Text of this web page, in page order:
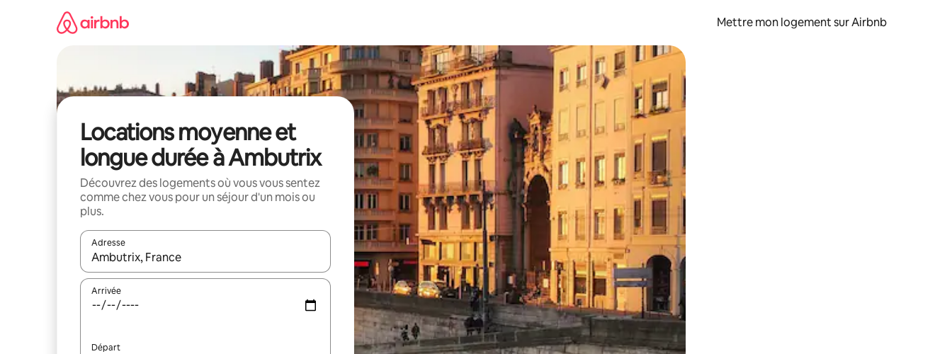
Mettre mon logement sur Airbnb
Locations moyenne et
longue durée à Ambutrix
Découvrez des logements où vous vous sentez
comme chez vous pour un séjour d'un mois ou
plus.
Adresse
Lorsque les résultats s'affichent, utilisez les flèches vers le haut et vers le bas pour les parcourir ou en appuyant et en faisant glisser.
Arrivée
Départ